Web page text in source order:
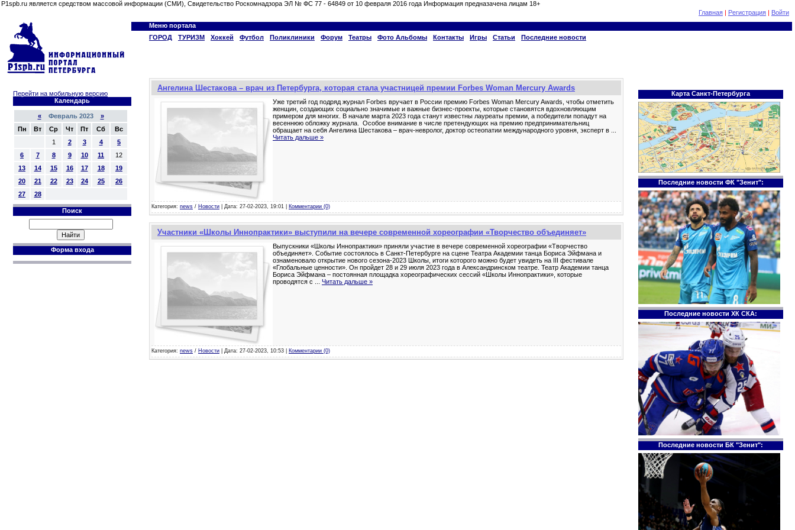
P1spb.ru является средством массовой информации (СМИ), Свидетельство Роскомнадзора ЭЛ № ФС 77 - 64849 от 10 февраля 2016 года Информация предназачена лицам 18+
Главная | Регистрация | Войти
Меню портала
ГОРОД
ТУРИЗМ Хоккей Футбол Поликлиники Форум Театры Фото Альбомы Контакты Игры Статьи Последние новости
Перейти на мобильную версию
Календарь
«Февраль 2023 »
Пн
Вт Ср Чт Пт Сб
Вс
1
2 3 4
5
6
7 8 9 10 11
12
13
14 15 16 17 18
19
20
21 22 23 24 25
26
27
28
Поиск
Форма входа
Ангелина Шестакова – врач из Петербурга, которая стала участницей премии Forbes Woman Mercury Awards
Уже третий год подряд журнал Forbes вручает в России премию Forbes Woman Mercury Awards, чтобы отметить
женщин, создающих социально значимые и важные бизнес-проекты, которые становятся вдохновляющим
примером для многих. В начале марта 2023 года станут известны лауреаты премии, а победители попадут на
весеннюю обложку журнала. Особое внимание в числе претендующих на премию предпринимательниц
обращает на себя Ангелина Шестакова – врач-невролог, доктор остеопатии международного уровня, эксперт в
Читать дальше »
Категория: news / Новости | Дата: 27-02-2023, 19:01 | Комментарии (0)
Участники «Школы Иннопрактики» выступили на вечере современной хореографии «Творчество объединяет»
Выпускники «Школы Иннопрактики» приняли участие в вечере современной хореографии «Творчество
объединяет». Событие состоялось в Санкт-Петербурге на сцене Театра Академии танца Бориса Эйфмана и
ознаменовало открытие нового сезона-2023 Школы, итоги которого можно будет увидеть на III фестивале
«Глобальные ценности». Он пройдет 28 и 29 июля 2023 года в Александринском театре. Театр Академии танца
Бориса Эйфмана – постоянная площадка хореографических сессий «Школы Иннопрактики», которые
проводятся с
Читать дальше »
Категория: news / Новости | Дата: 27-02-2023, 10:53 | Комментарии (0)
Карта Санкт-Петербурга
Последние новости ФК "Зенит":
Последние новости ХК СКА:
Последние новости БК "Зенит":